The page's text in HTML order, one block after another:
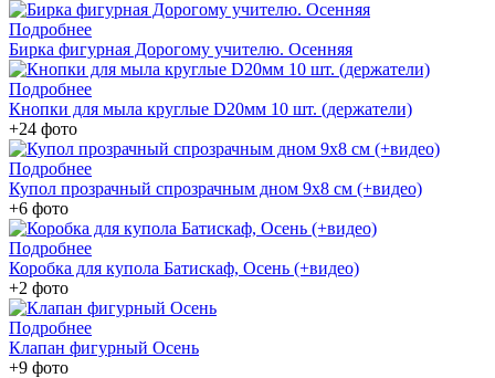
Подробнее
Бирка фигурная Дорогому учителю. Осенняя
Подробнее
Кнопки для мыла круглые D20мм 10 шт. (держатели)
+24 фото
Подробнее
Купол прозрачный спрозрачным дном 9х8 см (+видео)
+6 фото
Подробнее
Коробка для купола Батискаф, Осень (+видео)
+2 фото
Подробнее
Клапан фигурный Осень
+9 фото